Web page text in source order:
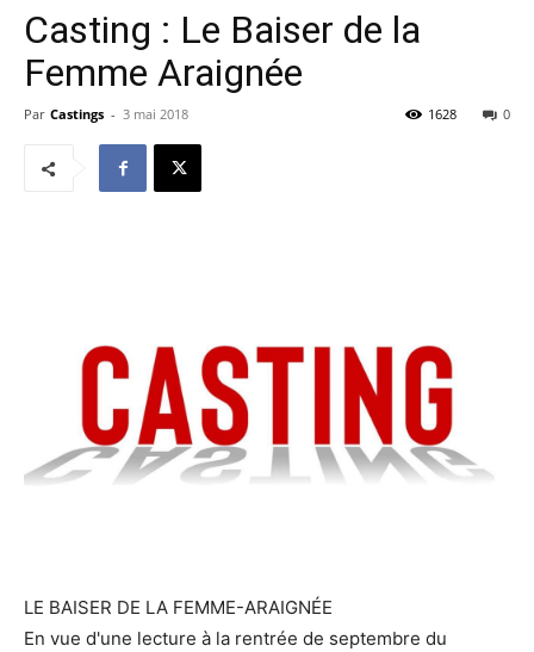
Casting : Le Baiser de la
Femme Araignée
Par Castings - 3 mai 2018 0
1628
LE BAISER DE LA FEMME-ARAIGNÉE
En vue d'une lecture à la rentrée de septembre du